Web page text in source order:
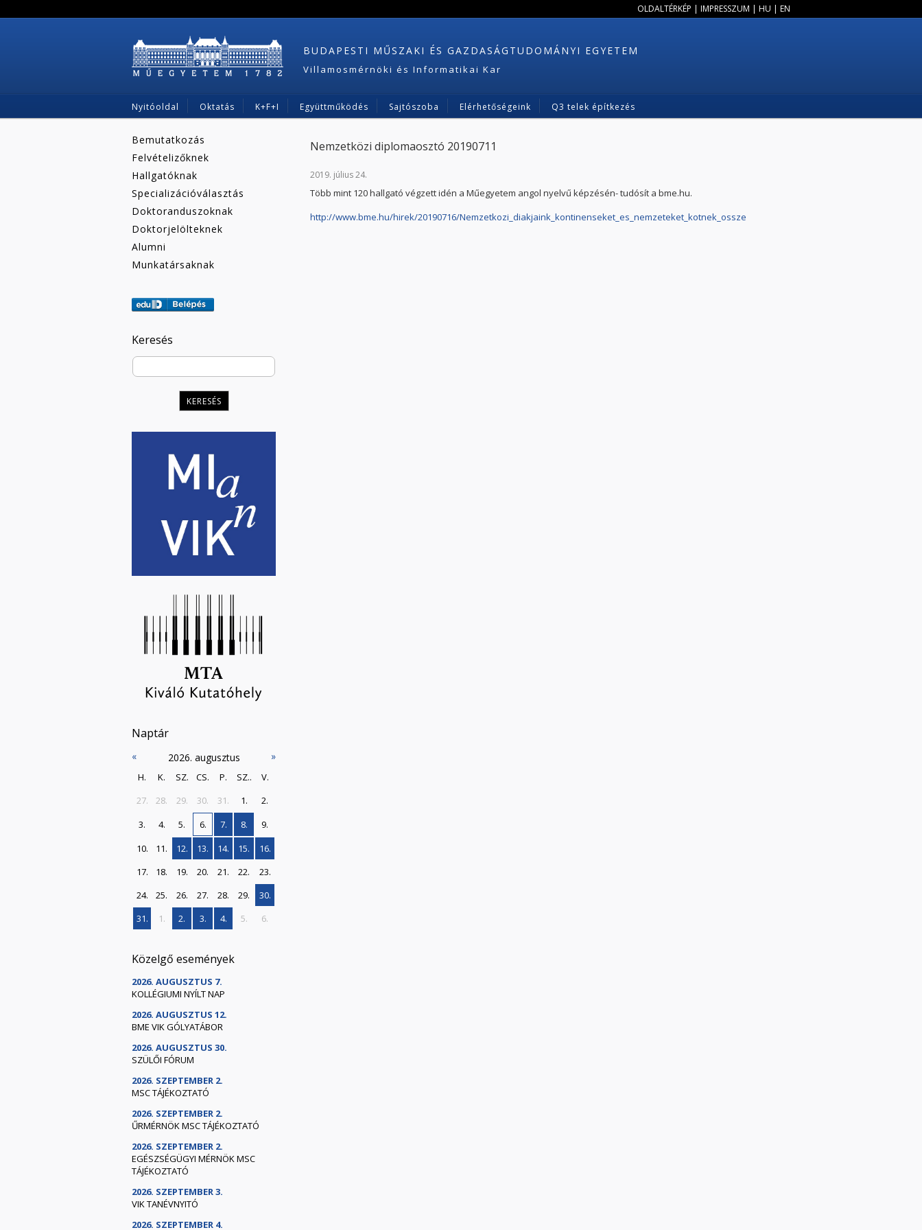
OLDALTÉRKÉP | IMPRESSZUM | HU | EN
BUDAPESTI MŰSZAKI ÉS GAZDASÁGTUDOMÁNYI EGYETEM
Villamosmérnöki és Informatikai Kar
Nyitóoldal Oktatás K+F+I Együttműködés Sajtószoba Elérhetőségeink Q3 telek építkezés
Bemutatkozás
Felvételizőknek
Hallgatóknak
Specializációválasztás
Doktoranduszoknak
Doktorjelölteknek
Alumni
Munkatársaknak
Keresés
Naptár
« 2026. augusztus »
H. K. SZ. CS. P. SZ..
V.
27.
28. 29. 30. 31. 1.
2.
3.
4. 5. 6. 7. 8.
9.
10.
11. 12. 13. 14. 15.
16.
17.
18. 19. 20. 21. 22.
23.
24.
25. 26. 27. 28. 29.
30.
31.
1. 2. 3. 4. 5. 6.
Közelgő események
2026. AUGUSZTUS 7.
KOLLÉGIUMI NYÍLT NAP
2026. AUGUSZTUS 12.
BME VIK GÓLYATÁBOR
2026. AUGUSZTUS 30.
SZÜLŐI FÓRUM
2026. SZEPTEMBER 2.
MSC TÁJÉKOZTATÓ
2026. SZEPTEMBER 2.
ŰRMÉRNÖK MSC TÁJÉKOZTATÓ
2026. SZEPTEMBER 2.
EGÉSZSÉGÜGYI MÉRNÖK MSC
TÁJÉKOZTATÓ
2026. SZEPTEMBER 3.
VIK TANÉVNYITÓ
2026. SZEPTEMBER 4.
Nemzetközi diplomaosztó 20190711
2019. július 24.
Több mint 120 hallgató végzett idén a Műegyetem angol nyelvű képzésén- tudósít a bme.hu.
http://www.bme.hu/hirek/20190716/Nemzetkozi_diakjaink_kontinenseket_es_nemzeteket_kotnek_ossze